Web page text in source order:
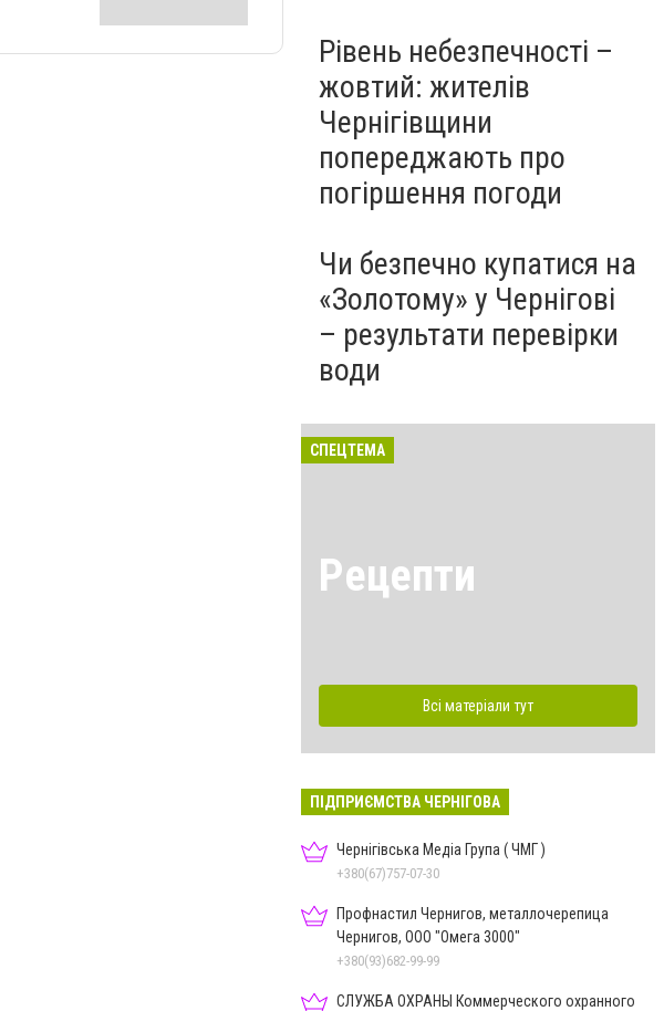
Рівень небезпечності –
жовтий: жителів
Чернігівщини
попереджають про
погіршення погоди
Чи безпечно купатися на
«Золотому» у Чернігові
– результати перевірки
води
СПЕЦТЕМА
Рецепти
Всі матеріали тут
ПІДПРИЄМСТВА ЧЕРНІГОВА
Чернігівська Медіа Група ( ЧМГ )
+380(67)757-07-30
Профнастил Чернигов, металлочерепица
Чернигов, ООО "Омега 3000"
+380(93)682-99-99
СЛУЖБА ОХРАНЫ Коммерческого охранного